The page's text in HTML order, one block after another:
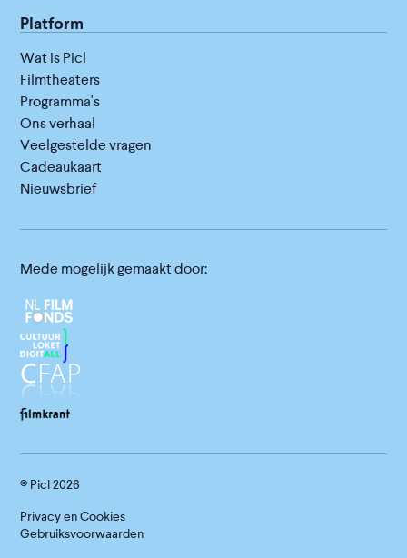
Platform
Wat is Picl
Filmtheaters
Programma's
Ons verhaal
Veelgestelde vragen
Cadeaukaart
Nieuwsbrief
Mede mogelijk gemaakt door:
© Picl2026
Privacy en Cookies
Gebruiksvoorwaarden